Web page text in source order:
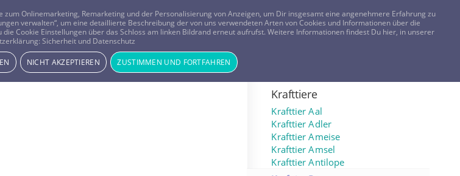
FRAGEN? KOSTENLOS ANRUFEN: 0800-8478266
Beratung Horoskope Tageskarte Magazin ANMELDEN REGISTRIEREN
Krafttiere
Krafttier Aal
Krafttier Adler
Krafttier Ameise
Krafttier Amsel
Krafttier Antilope
Onlinemarketing, Remarketing und der Personalisierung von Anzeigen, um Dir insgesamt eine angenehmere Erfahrung zu
verwalten“, um eine detaillierte Beschreibung der von uns verwendeten Arten von Cookies und Informationen über die
Cookie Einstellungen über das Schloss am linken Bildrand erneut aufrufst. Weitere Informationen findest Du hier, in unserer
Sicherheit und Datenschutz
NICHT AKZEPTIEREN ZUSTIMMEN UND FORTFAHREN